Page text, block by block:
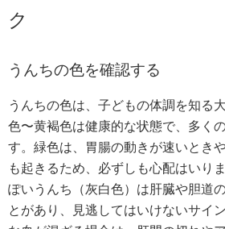
ク
うんちの色を確認する
うんちの色は、子どもの体調を知る
色〜黄褐色は健康的な状態で、多く
す。緑色は、胃腸の動きが速いとき
も起きるため、必ずしも心配はいり
ぽいうんち（灰白色）は肝臓や胆道
とがあり、見逃してはいけないサイ